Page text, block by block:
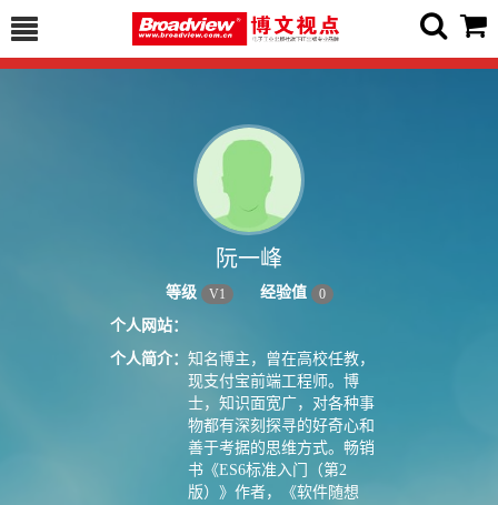
阮一峰
等级 V1 经验值 0
个人网站：
个人简介： 知名博主，曾在高校任教，
现支付宝前端工程师。博
士，知识面宽广，对各种事
物都有深刻探寻的好奇心和
善于考据的思维方式。畅销
书《ES6标准入门（第2
版）》作者，《软件随想